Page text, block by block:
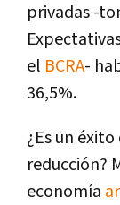
privadas -
el BCRA-
36,5%.
¿Es un
reducción?
economía